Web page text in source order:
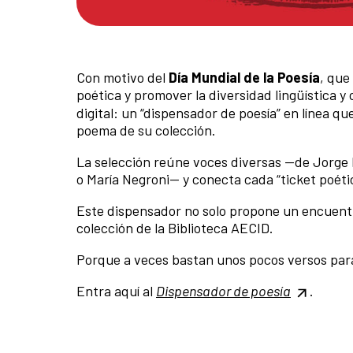
Con motivo del Día Mundial de la Poesía,
poética y promover la diversidad lingüística
digital: un “dispensador de poesía” en línea
poema de su colección.
La selección reúne voces diversas —de
o María Negroni— y conecta cada “ticket
Este dispensador no solo propone un
colección de la Biblioteca AECID.
Porque a veces bastan unos pocos versos
Entra aquí al Dispensador de poesía .